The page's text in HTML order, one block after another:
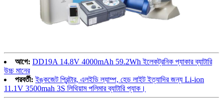
আগে: DD19A 14.8V 4000mAh 59.2Wh ইলেকট্রনিক প্যাকার ব্যাটারি
উচ্চ মানের
পরবর্তী: ইঙ্কজেট প্রিন্টার, এলইডি ল্যাম্প, হেড লাইট ইত্যাদির জন্য Li-ion
11.1V 3500mah 3S লিথিয়াম পলিমার ব্যাটারি প্যাক।